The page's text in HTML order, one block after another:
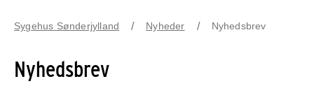
Sygehus Sønderjylland Nyheder Nyhedsbrev
Nyhedsbrev